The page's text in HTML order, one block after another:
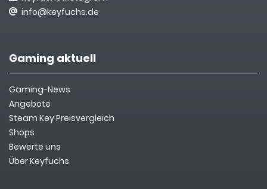
info@keyfuchs.de
Gaming aktuell
Gaming-News
Angebote
Steam Key Preisvergleich
Shops
Bewerte uns
Über Keyfuchs